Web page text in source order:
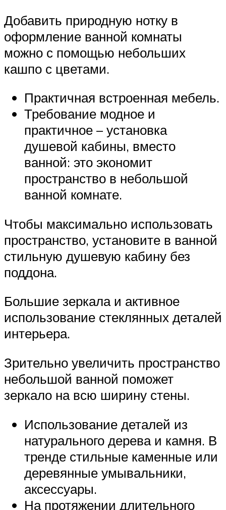
Добавить природную нотку в
оформление ванной комнаты
можно с помощью небольших
кашпо с цветами.
Практичная встроенная мебель.
Требование модное и
практичное – установка
душевой кабины, вместо
ванной: это экономит
пространство в небольшой
ванной комнате.
Чтобы максимально использовать
пространство, установите в ванной
стильную душевую кабину без
поддона.
Большие зеркала и активное
использование стеклянных деталей
интерьера.
Зрительно увеличить пространство
небольшой ванной поможет
зеркало на всю ширину стены.
Использование деталей из
натурального дерева и камня. В
тренде стильные каменные или
деревянные умывальники,
аксессуары.
На протяжении длительного